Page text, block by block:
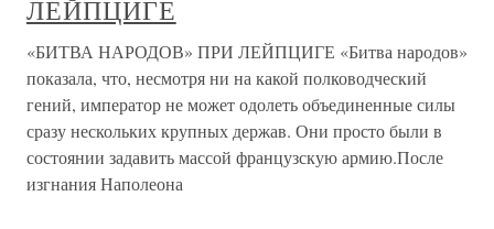
ЛЕЙПЦИГЕ
«БИТВА НАРОДОВ» ПРИ ЛЕЙПЦИГЕ «Битва народов»
показала, что, несмотря ни на какой полководческий
гений, император не может одолеть объединенные силы
сразу нескольких крупных держав. Они просто были в
состоянии задавить массой французскую армию.После
изгнания Наполеона